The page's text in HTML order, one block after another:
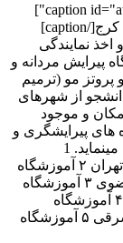
[caption id="attachment_162" align="alignnone" width="433"]
نمایندگی آموزشگاه آرایشگری مردانه در ایران - کرج[/caption]
اخذ نمایندگی
پیرایش مردانه و
پروتز مو (ترمیم
از شهرهای
و موجود
های پیرایشگری و
آرایشگری میباشند، نماینده و یا دانش آموز جذب مینماید. 1
آموزشگاه آرایشگری و پیرایش مردانه در تهران تهران ۲ آموزشگاه
آرایشگری و پیرایش مردانه درمشهد خراسان رضوی ۳ آموزشگاه
آرایشگری و پیرایش مردانه در اصفهان اصفهان ۴ آموزشگاه
آرایشگری و پیرایش مردانه در تبریز آذربایجان شرقی ۵ آموزشگاه